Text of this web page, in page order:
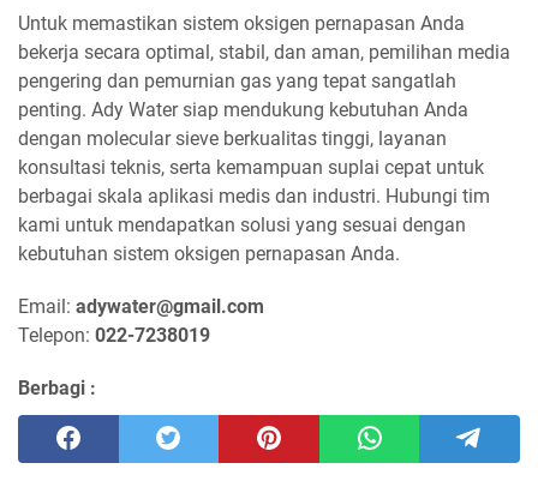
Untuk memastikan sistem oksigen pernapasan Anda
bekerja secara optimal, stabil, dan aman, pemilihan media
pengering dan pemurnian gas yang tepat sangatlah
penting. Ady Water siap mendukung kebutuhan Anda
dengan molecular sieve berkualitas tinggi, layanan
konsultasi teknis, serta kemampuan suplai cepat untuk
berbagai skala aplikasi medis dan industri. Hubungi tim
kami untuk mendapatkan solusi yang sesuai dengan
kebutuhan sistem oksigen pernapasan Anda.
Email: adywater@gmail.com
Telepon: 022-7238019
Berbagi :